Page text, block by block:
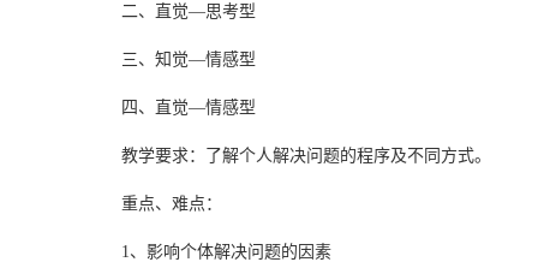
二、直觉—思考型
三、知觉—情感型
四、直觉—情感型
教学要求：了解个人解决问题的程序及不同方式。
重点、难点：
1、影响个体解决问题的因素